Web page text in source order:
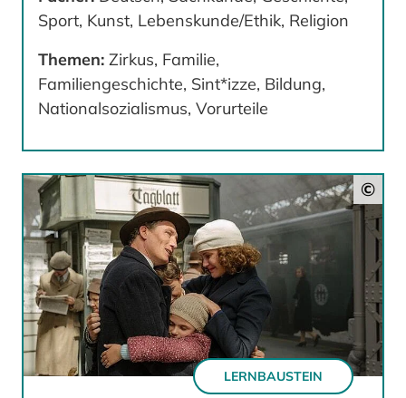
Sport, Kunst, Lebenskunde/Ethik, Religion
Themen: Zirkus, Familie,
Familiengeschichte, Sint*izze, Bildung,
Nationalsozialismus, Vorurteile
©
LERNBAUSTEIN